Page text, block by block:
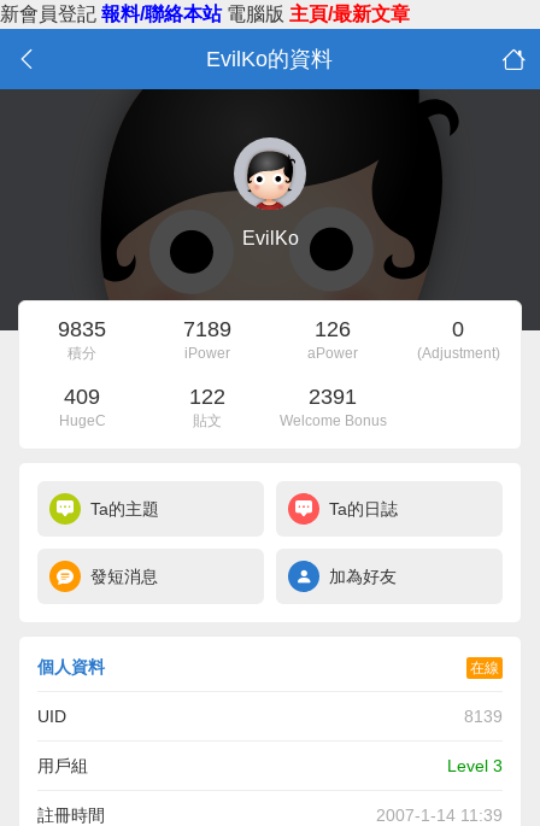
新會員登記 報料/聯絡本站 電腦版 主頁/最新文章
EvilKo的資料
EvilKo
9835
積分
7189
iPower
126
aPower
0
(Adjustment)
409
HugeC
122
貼文
2391
Welcome Bonus
Ta的主題 Ta的日誌
發短消息 加為好友
個人資料 在線
UID 8139
用戶組 Level 3
註冊時間 2007-1-14 11:39